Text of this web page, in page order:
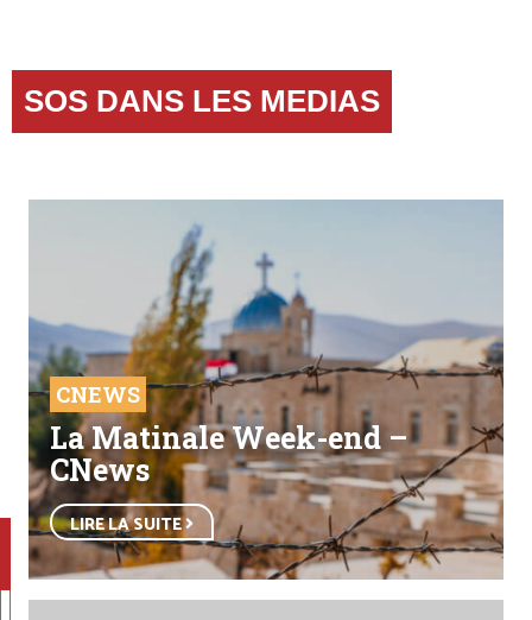
SOS DANS LES MEDIAS
CNEWS
La Matinale Week-end –
CNews
LIRE LA SUITE